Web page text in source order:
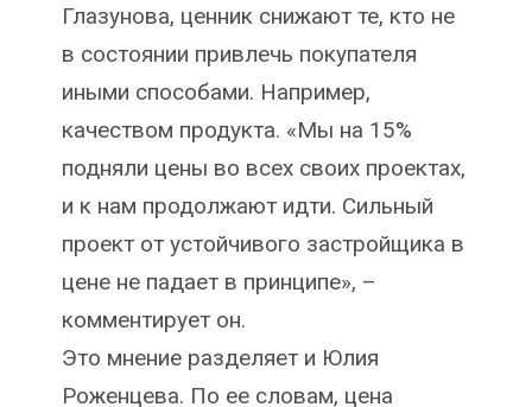
Глазунова, ценник снижают те, кто не
в состоянии привлечь покупателя
иными способами. Например,
качеством продукта. «Мы на 15%
подняли цены во всех своих проектах,
и к нам продолжают идти. Сильный
проект от устойчивого застройщика в
цене не падает в принципе», –
комментирует он.
Это мнение разделяет и Юлия
Роженцева. По ее словам, цена